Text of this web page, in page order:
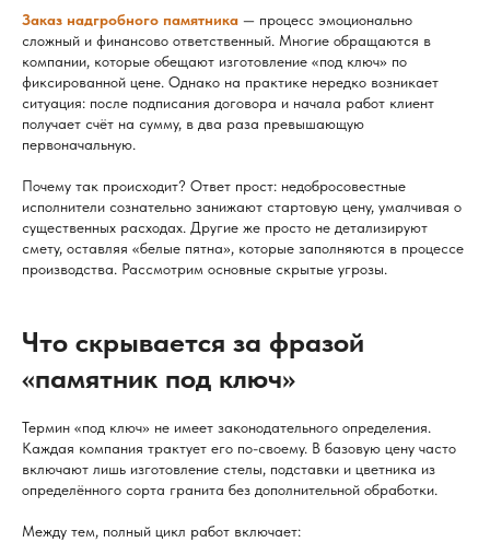
Заказ надгробного памятника — процесс эмоционально
сложный и финансово ответственный. Многие обращаются в
компании, которые обещают изготовление «под ключ» по
фиксированной цене. Однако на практике нередко возникает
ситуация: после подписания договора и начала работ клиент
получает счёт на сумму, в два раза превышающую
первоначальную.
Почему так происходит? Ответ прост: недобросовестные
исполнители сознательно занижают стартовую цену, умалчивая о
существенных расходах. Другие же просто не детализируют
смету, оставляя «белые пятна», которые заполняются в процессе
производства. Рассмотрим основные скрытые угрозы.
Что скрывается за фразой
«памятник под ключ»
Термин «под ключ» не имеет законодательного определения.
Каждая компания трактует его по-своему. В базовую цену часто
включают лишь изготовление стелы, подставки и цветника из
определённого сорта гранита без дополнительной обработки.
Между тем, полный цикл работ включает: